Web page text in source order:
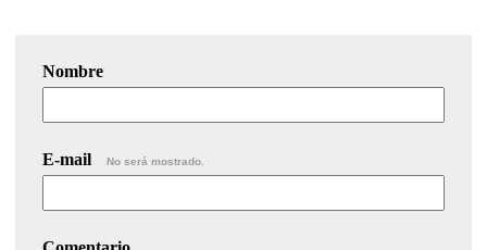
Nombre
E-mail No será mostrado.